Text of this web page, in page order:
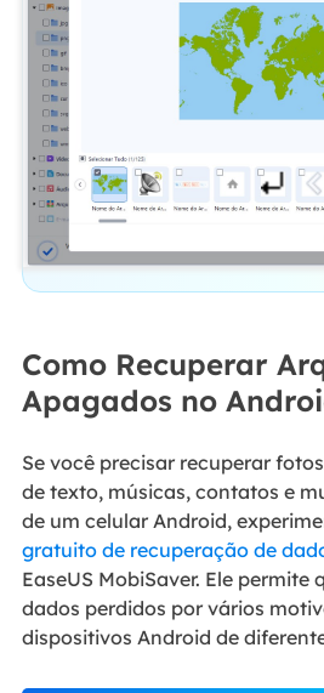
Como Recuperar
Apagados no
Se você precisar recuperar
de texto, músicas, contatos e
de um celular Android,
gratuito de recuperação de
EaseUS MobiSaver. Ele permite
dados perdidos por vários
dispositivos Android de